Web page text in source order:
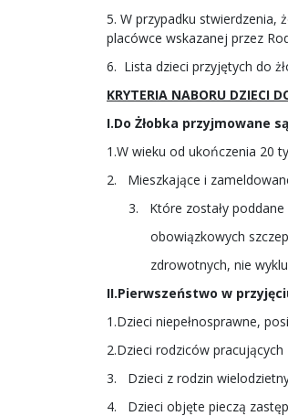
5. W przypadku stwierdzenia,
placówce wskazanej przez
6. Lista dzieci przyjętych do
KRYTERIA NABORU DZIECI
I.Do Żłobka przyjmowane
1.W wieku od ukończenia 20
2. Mieszkające i
3. Które zostały poddane
obowiązkowych
zdrowotnych, nie
II.Pierwszeństwo w
1.Dzieci niepełnosprawne,
2.Dzieci rodziców
3. Dzieci z rodzin
4. Dzieci objęte pieczą